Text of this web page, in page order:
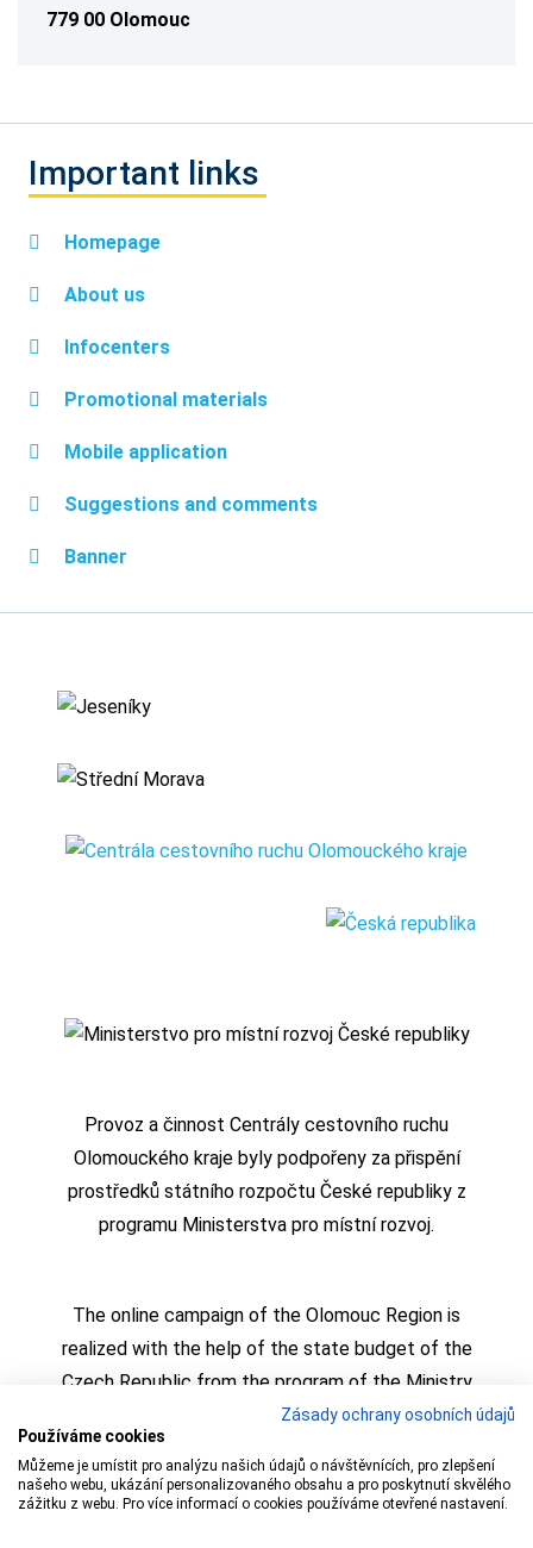
779 00 Olomouc
Important links
Homepage
About us
Infocenters
Promotional materials
Mobile application
Suggestions and comments
Banner
Provoz a činnost Centrály cestovního ruchu
Olomouckého kraje byly podpořeny za přispění
prostředků státního rozpočtu České republiky z
programu Ministerstva pro místní rozvoj.
The online campaign of the Olomouc Region is
realized with the help of the state budget of the
Czech Republic from the program of the Ministry
for Regional DevelopmentZásady ochrany osobních údajů
Používáme cookies
Můžeme je umístit pro analýzu našich údajů o návštěvnících, pro zlepšení
našeho webu, ukázání personalizovaného obsahu a pro poskytnutí skvělého
zážitku z webu. Pro více informací o cookies používáme otevřené nastavení.